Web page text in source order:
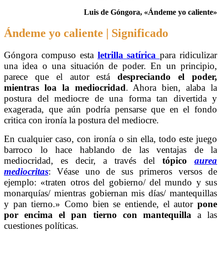
Luis de Góngora, «Ándeme yo caliente»
Ándeme yo caliente | Significado
Góngora compuso esta letrilla satíricapara ridiculizar
una idea o una situación de poder. En un principio,
parece que el autor estádespreciando el poder,
mientras loa la mediocridad. Ahora bien, alaba la
postura del mediocre de una forma tan divertida y
exagerada, que aún podría pensarse que en el fondo
critica con ironía la postura del mediocre.
En cualquier caso, con ironía o sin ella, todo este juego
barroco lo hace hablando de las ventajas de la
mediocridad, es decir, a través del tópico aurea
mediocritas: Véase uno de sus primeros versos de
ejemplo: «traten otros del gobierno/ del mundo y sus
monarquías/ mientras gobiernan mis días/ mantequillas
y pan tierno.» Como bien se entiende, el autor pone
por encima el pan tierno con mantequilla a las
cuestiones políticas.